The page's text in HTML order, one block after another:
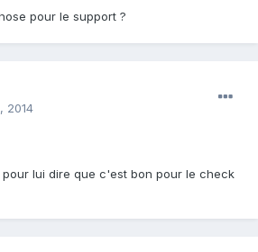
pour le support ?
2014
lui dire que c'est bon pour le check